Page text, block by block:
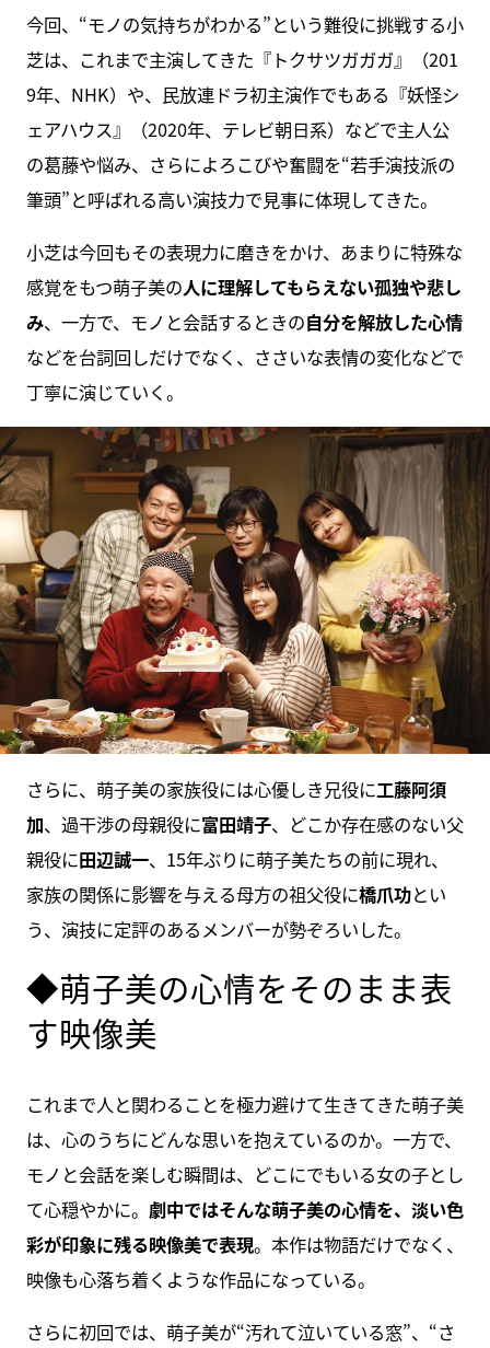
今回、“モノの気持ちがわかる”という難役に挑戦する小
芝は、これまで主演してきた『トクサツガガガ』（201
9年、NHK）や、民放連ドラ初主演作でもある『妖怪シ
ェアハウス』（2020年、テレビ朝日系）などで主人公
の葛藤や悩み、さらによろこびや奮闘を“若手演技派の
筆頭”と呼ばれる高い演技力で見事に体現してきた。
小芝は今回もその表現力に磨きをかけ、あまりに特殊な
感覚をもつ萌子美の人に理解してもらえない孤独や悲し
み、一方で、モノと会話するときの自分を解放した心情
などを台詞回しだけでなく、ささいな表情の変化などで
丁寧に演じていく。
さらに、萌子美の家族役には心優しき兄役に工藤阿須
加、過干渉の母親役に富田靖子、どこか存在感のない父
親役に田辺誠一、15年ぶりに萌子美たちの前に現れ、
家族の関係に影響を与える母方の祖父役に橋爪功とい
う、演技に定評のあるメンバーが勢ぞろいした。
◆萌子美の心情をそのまま表
す映像美
これまで人と関わることを極力避けて生きてきた萌子美
は、心のうちにどんな思いを抱えているのか。一方で、
モノと会話を楽しむ瞬間は、どこにでもいる女の子とし
て心穏やかに。 劇中ではそんな萌子美の心情を、淡い色
彩が印象に残る映像美で表現。本作は物語だけでなく、
映像も心落ち着くような作品になっている。
さらに初回では、萌子美が“汚れて泣いている窓”、“さ